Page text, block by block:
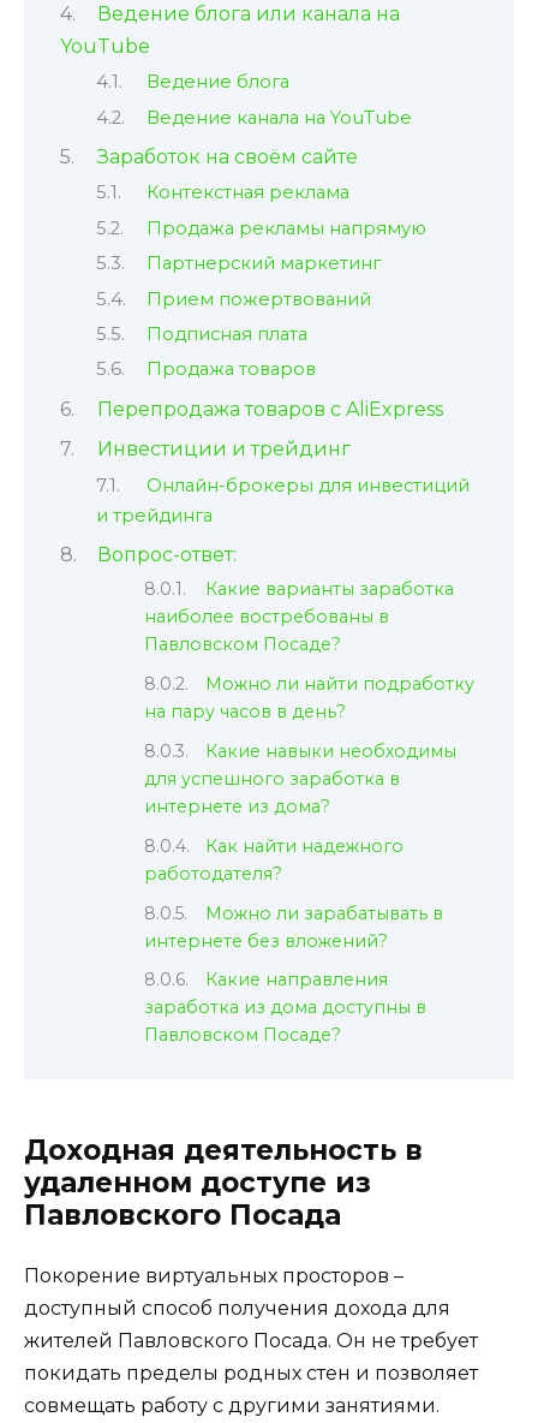
Ведение блога или канала на
YouTube
Ведение блога
Ведение канала на YouTube
Заработок на своём сайте
Контекстная реклама
Продажа рекламы напрямую
Партнерский маркетинг
Прием пожертвований
Подписная плата
Продажа товаров
Перепродажа товаров с AliExpress
Инвестиции и трейдинг
Онлайн-брокеры для инвестиций
и трейдинга
Вопрос-ответ:
Какие варианты заработка
наиболее востребованы в
Павловском Посаде?
Можно ли найти подработку
на пару часов в день?
Какие навыки необходимы
для успешного заработка в
интернете из дома?
Как найти надежного
работодателя?
Можно ли зарабатывать в
интернете без вложений?
Какие направления
заработка из дома доступны в
Павловском Посаде?
Доходная деятельность в
удаленном доступе из
Павловского Посада
Покорение виртуальных просторов –
доступный способ получения дохода для
жителей Павловского Посада. Он не требует
покидать пределы родных стен и позволяет
совмещать работу с другими занятиями.